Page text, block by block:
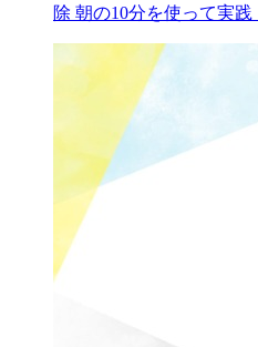
除 朝の10分を使って実践